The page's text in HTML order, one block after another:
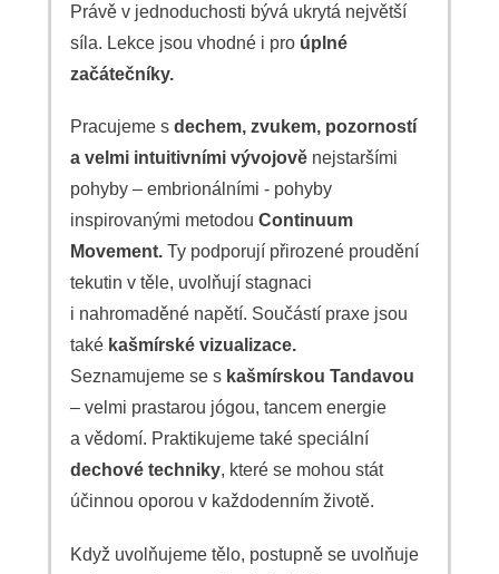
Právě v jednoduchosti bývá ukrytá největší
síla. Lekce jsou vhodné i pro úplné
začátečníky.
Pracujeme sdechem, zvukem, pozorností
a velmi intuitivními vývojově nejstaršími
pohyby – embrionálními - pohyby
inspirovanými metodouContinuum
Movement. Ty podporují přirozené proudění
tekutin v těle, uvolňují stagnaci
i nahromaděné napětí. Součástí praxe jsou
také kašmírské vizualizace.
Seznamujeme se s kašmírskou Tandavou
– velmi prastarou jógou, tancem energie
a vědomí. Praktikujeme také speciální
dechové techniky, které se mohou stát
účinnou oporou v každodenním životě.
Když uvolňujeme tělo, postupně se uvolňuje